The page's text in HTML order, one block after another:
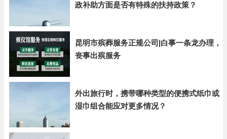
政补助方面是否有特殊的扶持政策？
昆明市殡葬服务正规公司|白事一条龙办理，
丧事出殡服务
外出旅行时，携带哪种类型的便携式纸巾或
湿巾组合能应对更多情况？